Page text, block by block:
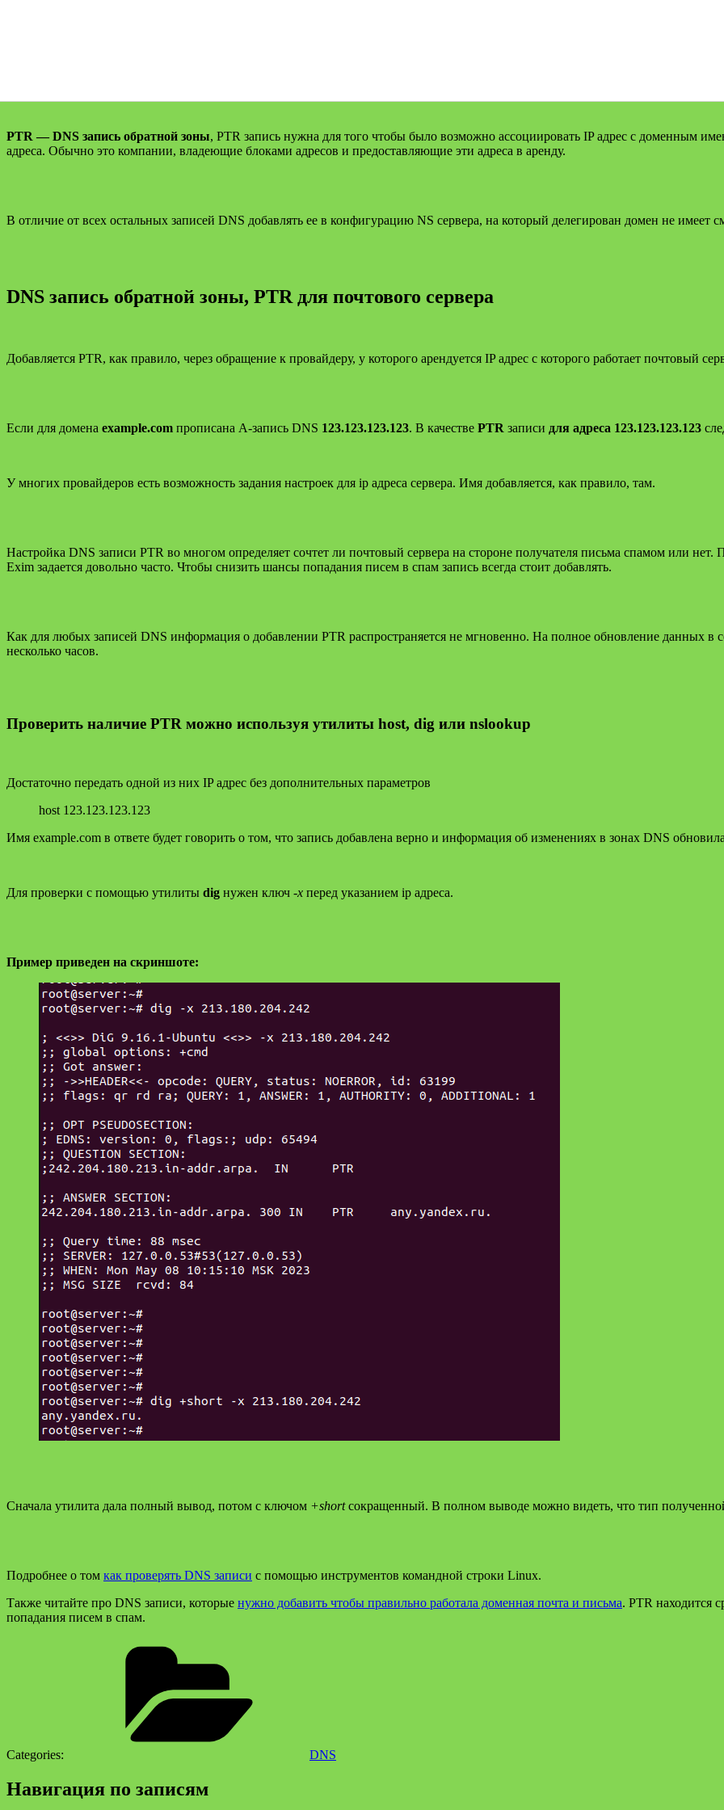
PTR — DNS запись обратной зоны, PTR запись нужна для того чтобы было возможно ассоциировать IP адрес с доменным
адреса. Обычно это компании, владеющие блоками адресов и предоставляющие эти адреса в аренду.
В отличие от всех остальных записей DNS добавлять ее в конфигурацию NS сервера, на который делегирован домен не имеет
DNS запись обратной зоны, PTR для почтового сервера
Добавляется PTR, как правило, через обращение к провайдеру, у которого арендуется IP адрес с которого работает почтовый
Если для домена example.com прописана А-запись DNS 123.123.123.123. В качестве PTR записи для адреса 123.123.123.123
У многих провайдеров есть возможность задания настроек для ip адреса сервера. Имя добавляется, как правило, там.
Настройка DNS записи PTR во многом определяет сочтет ли почтовый сервера на стороне получателя письма спамом или
Exim задается довольно часто. Чтобы снизить шансы попадания писем в спам запись всегда стоит добавлять.
Как для любых записей DNS информация о добавлении PTR распространяется не мгновенно. На полное обновление данных в
несколько часов.
Проверить наличие PTR можно используя утилиты host, dig или nslookup
Достаточно передать одной из них IP адрес без дополнительных параметров
host 123.123.123.123
Имя example.com в ответе будет говорить о том, что запись добавлена верно и информация об изменениях в зонах DNS
Для проверки с помощью утилиты dig нужен ключ -x перед указанием ip адреса.
Пример приведен на скриншоте:
Сначала утилита дала полный вывод, потом с ключом +shortсокращенный. В полном выводе можно видеть, что тип
Подробнее о том как проверять DNS записи с помощью инструментов командной строки Linux.
Также читайте про DNS записи, которые нужно добавить чтобы правильно работала доменная почта и письма. PTR находится
попадания писем в спам.
Categories: DNS
Навигация по записям